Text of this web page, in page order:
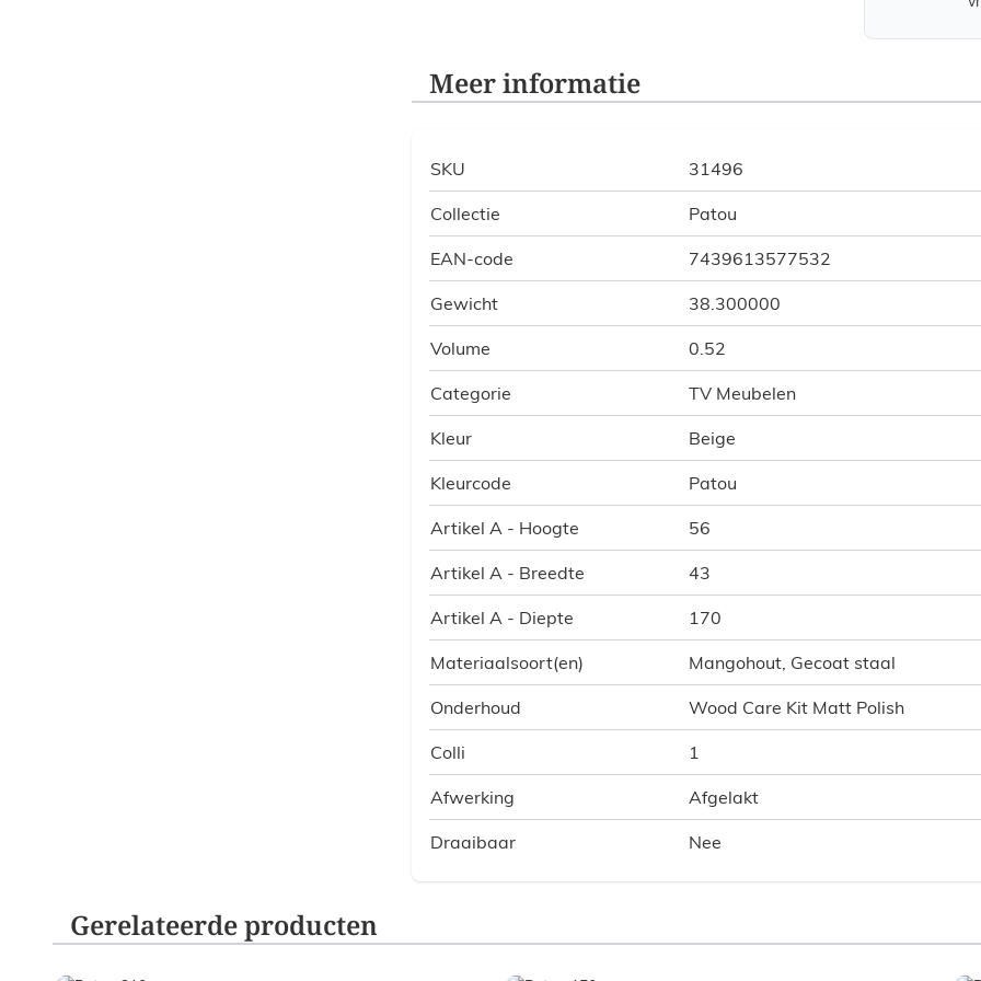
Meer informatie
SKU 31496
Collectie Patou
EAN-code 7439613577532
Gewicht 38.300000
Volume 0.52
Categorie TV Meubelen
Kleur Beige
Kleurcode Patou
Artikel A - Hoogte 56
Artikel A - Breedte 43
Artikel A - Diepte 170
Materiaalsoort(en) Mangohout, Gecoat staal
Onderhoud Wood Care Kit Matt Polish
Colli 1
Afwerking Afgelakt
Draaibaar Nee
Gerelateerde producten